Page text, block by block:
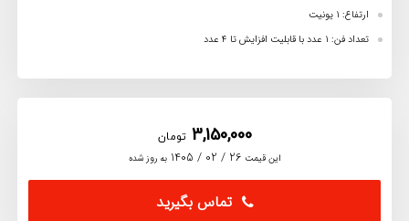
ارتفاع: 1 یونیت
تعداد فن: 1 عدد با قابلیت افزایش تا 4 عدد
3,150,000 تومان
این قیمت 26 / 02 / 1405 به روز شده
تماس بگیرید